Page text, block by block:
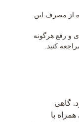
از مصرف این
و رفع هرگونه
کنید.
گاهی
با